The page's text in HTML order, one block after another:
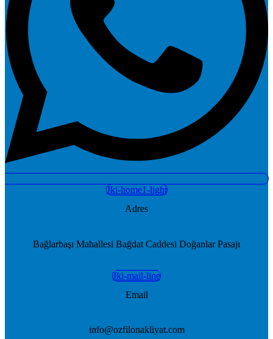
Jki-home1-light
Adres
Bağlarbaşı Mahallesi Bağdat Caddesi Doğanlar Pasajı
Jki-mail-line
Email
info@ozfilonakliyat.com